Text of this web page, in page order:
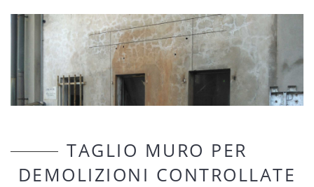
TAGLIO MURO PER
DEMOLIZIONI CONTROLLATE